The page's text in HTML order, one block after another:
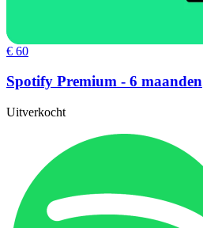
€ 60
Spotify Premium - 6 maanden
Uitverkocht